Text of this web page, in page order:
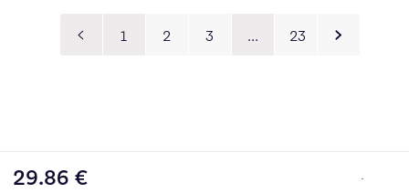
1 2 3 … 23
29.86 €